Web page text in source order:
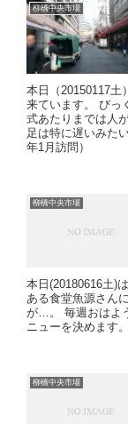
柳橋中央市場
本日（20150117土
来ています。 びっ
式あたりまでは人
足は特に遅いみた
年1月訪問）
柳橋中央市場
本日(20180616土)
ある食堂魚源さん
が…。 毎週おはよ
ニューを決めます
柳橋中央市場